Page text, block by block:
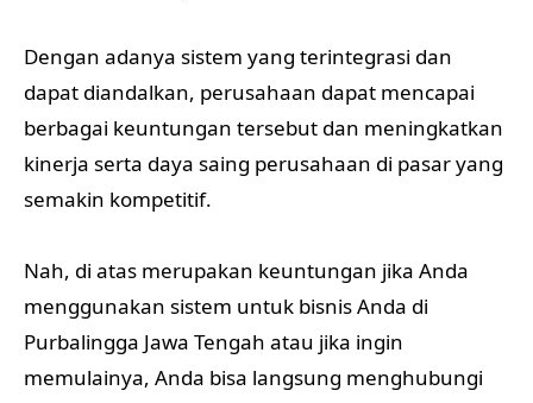
Dengan adanya sistem yang terintegrasi dan
dapat diandalkan, perusahaan dapat mencapai
berbagai keuntungan tersebut dan meningkatkan
kinerja serta daya saing perusahaan di pasar yang
semakin kompetitif.
Nah, di atas merupakan keuntungan jika Anda
menggunakan sistem untuk bisnis Anda di
Purbalingga Jawa Tengah atau jika ingin
memulainya, Anda bisa langsung menghubungi